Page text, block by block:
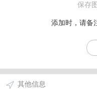
保存
添加时，请备
其他信息